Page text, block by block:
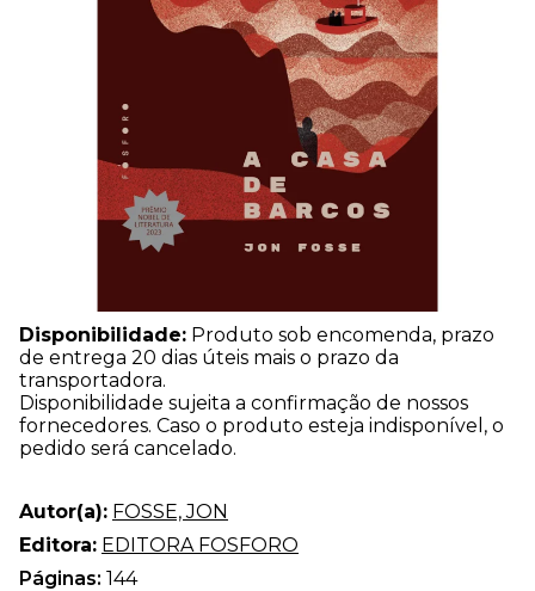
Disponibilidade: Produto sob encomenda, prazo
de entrega 20 dias úteis mais o prazo da
transportadora.
Disponibilidade sujeita a confirmação de nossos
fornecedores. Caso o produto esteja indisponível, o
pedido será cancelado.
Autor(a): FOSSE, JON
Editora: EDITORA FOSFORO
Páginas: 144